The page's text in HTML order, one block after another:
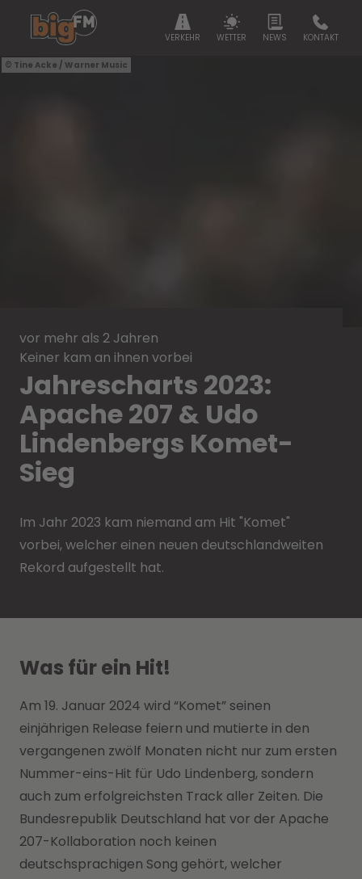
VERKEHR WETTER NEWS KONTAKT
Tine Acke / Warner Music
vor mehr als 2 Jahren
Keiner kam an ihnen vorbei
Jahrescharts 2023:
Apache 207 & Udo
Lindenbergs Komet-
Sieg
Im Jahr 2023 kam niemand am Hit "Komet"
vorbei, welcher einen neuen deutschlandweiten
Rekord aufgestellt hat.
Was für ein Hit!
Am 19. Januar 2024 wird “Komet” seinen
einjährigen Release feiern und mutierte in den
vergangenen zwölf Monaten nicht nur zum ersten
Nummer-eins-Hit für Udo Lindenberg, sondern
auch zum erfolgreichsten Track aller Zeiten. Die
Bundesrepublik Deutschland hat vor der Apache
207-Kollaboration noch keinen
deutschsprachigen Song gehört, welcher